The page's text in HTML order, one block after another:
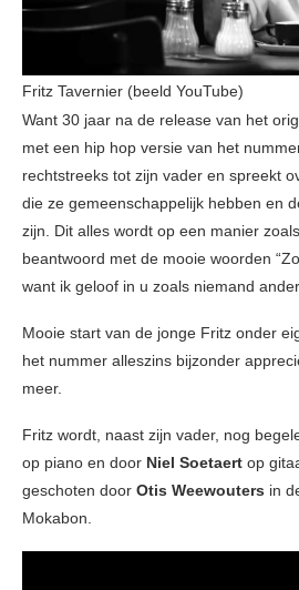
Fritz Tavernier (beeld YouTube)
Want 30 jaar na de release van het
met een hip hop versie van het
rechtstreeks tot zijn vader en spreekt
die ze gemeenschappelijk hebben en
zijn. Dit alles wordt op een manier
beantwoord met de mooie woorden
want ik geloof in u zoals niemand
Mooie start van de jonge Fritz onder
het nummer alleszins bijzonder
meer.
Fritz wordt, naast zijn vader, nog
op piano en door Niel Soetaert op
geschoten door Otis Weewouters in
Mokabon.